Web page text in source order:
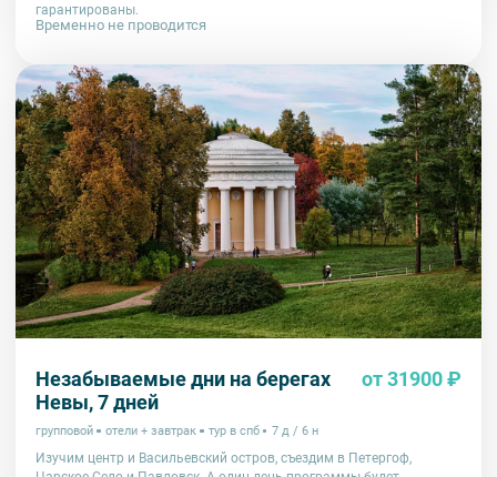
гарантированы.
Временно не проводится
Незабываемые дни на берегах
Невы, 7 дней
от 31900 ₽
групповой отели + завтрак тур в спб 7 д / 6 н
Изучим центр и Васильевский остров, съездим в Петергоф,